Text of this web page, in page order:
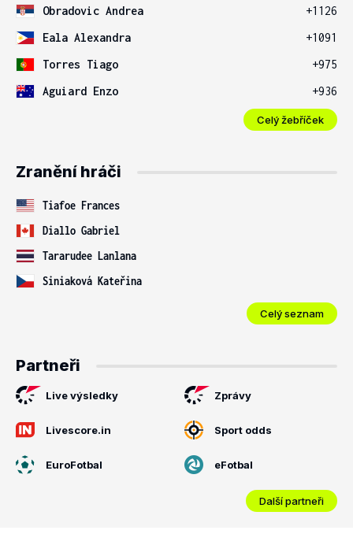
Obradovic Andrea
+1126
Eala Alexandra
+1091
Torres Tiago
+975
Aguiard Enzo
+936
Celý žebříček
Zranění hráči
Tiafoe Frances
Diallo Gabriel
Tararudee Lanlana
Siniaková Kateřina
Celý seznam
Partneři
Live výsledky Zprávy
Livescore.in Sport odds
EuroFotbal eFotbal
Další partneři